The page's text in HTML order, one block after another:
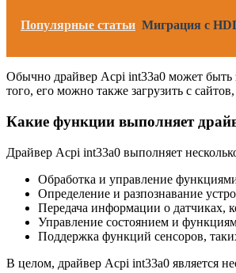
Популярные статьи Миграция с
Обычно драйвер Acpi int33a0 может быть
того, его можно также загрузить с
Какие функции выполняет
Драйвер Acpi int33a0 выполняет
Обработка и управление
Определение и разпознавание
Передача информации о датчиках,
Управление состоянием и
Поддержка функций сенсоров,
В целом, драйвер Acpi int33a0 является